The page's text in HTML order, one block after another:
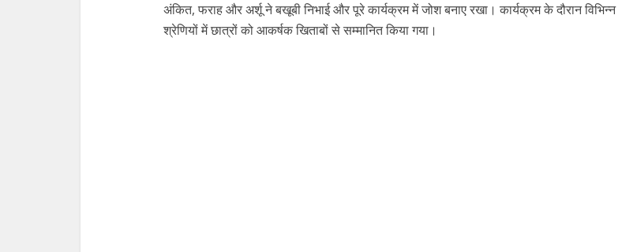
अंकित, फराह और अर्शू ने बखूबी निभाई और पूरे कार्यक्रम में जोश बनाए रखा। कार्यक्रम के दौरान विभिन्न
श्रेणियों में छात्रों को आकर्षक खिताबों से सम्मानित किया गया।